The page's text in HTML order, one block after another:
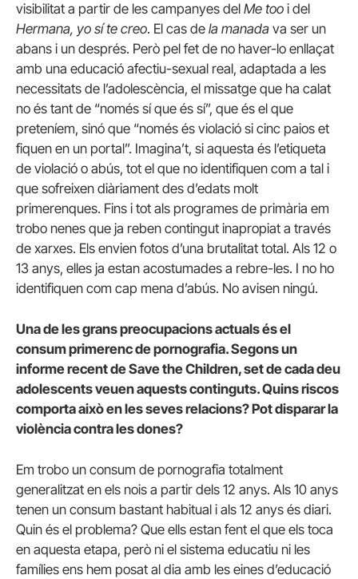
visibilitat a partir de les campanyes del Me too i del
Hermana, yo sí te creo. El cas de la manada va ser un
abans i un després. Però pel fet de no haver-lo enllaçat
amb una educació afectiu-sexual real, adaptada a les
necessitats de l’adolescència, el missatge que ha calat
no és tant de “només sí que és sí”, que és el que
preteníem, sinó que “només és violació si cinc paios et
fiquen en un portal”. Imagina’t, si aquesta és l’etiqueta
de violació o abús, tot el que no identifiquen com a tal i
que sofreixen diàriament des d’edats molt
primerenques. Fins i tot als programes de primària em
trobo nenes que ja reben contingut inapropiat a través
de xarxes. Els envien fotos d’una brutalitat total. Als 12 o
13 anys, elles ja estan acostumades a rebre-les. I no ho
identifiquen com cap mena d’abús. No avisen ningú.
Una de les grans preocupacions actuals és el
consum primerenc de pornografia. Segons un
informe recent de Save the Children, set de cada deu
adolescents veuen aquests continguts. Quins riscos
comporta això en les seves relacions? Pot disparar la
violència contra les dones?
Em trobo un consum de pornografia totalment
generalitzat en els nois a partir dels 12 anys. Als 10 anys
tenen un consum bastant habitual i als 12 anys és diari.
Quin és el problema? Que ells estan fent el que els toca
en aquesta etapa, però ni el sistema educatiu ni les
famílies ens hem posat al dia amb les eines d’educació